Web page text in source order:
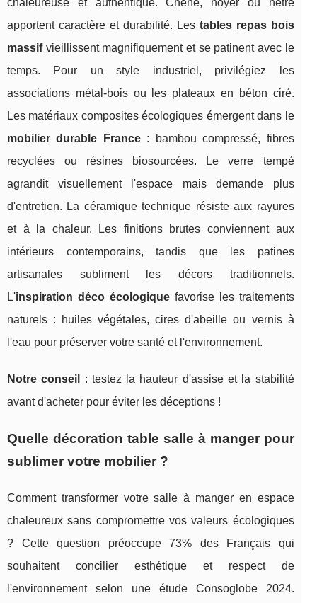
apportent caractère et durabilité. Les tables repas bois
massifvieillissent magnifiquement et se patinent avec le
temps. Pour un style industriel, privilégiez les
associations métal-bois ou les plateaux en béton ciré.
Les matériaux composites écologiques émergent dans le
mobilier durable France: bambou compressé, fibres
recyclées ou résines biosourcées. Le verre tempé
agrandit visuellement l'espace mais demande plus
d'entretien. La céramique technique résiste aux rayures
et à la chaleur. Les finitions brutes conviennent aux
intérieurs contemporains, tandis que les patines
artisanales subliment les décors traditionnels.
L'inspiration déco écologiquefavorise les traitements
naturels : huiles végétales, cires d'abeille ou vernis à
l'eau pour préserver votre santé et l'environnement.
Notre conseil
: testez la hauteur d'assise et la stabilité
avant d'acheter pour éviter les déceptions !
Quelle décoration table salle à manger pour
sublimer votre mobilier ?
Comment transformer votre salle à manger en espace
chaleureux sans compromettre vos valeurs écologiques
? Cette question préoccupe 73% des Français qui
souhaitent concilier esthétique et respect de
l'environnement selon une étude Consoglobe 2024.